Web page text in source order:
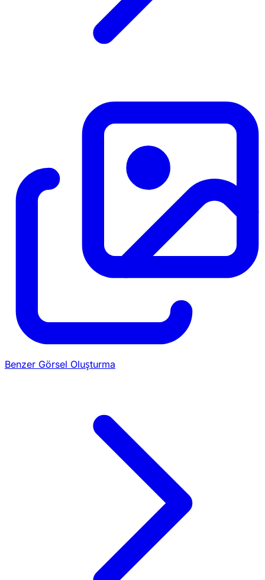
Benzer Görsel Oluşturma